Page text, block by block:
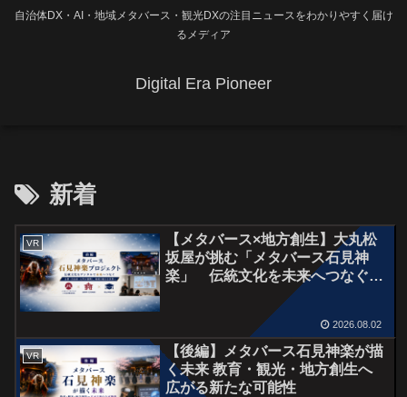
自治体DX・AI・地域メタバース・観光DXの注目ニュースをわかりやすく届け
るメディア
Digital Era Pioneer
新着
VR
【メタバース×地方創生】大丸松
坂屋が挑む「メタバース石見神
楽」 伝統文化を未来へつなぐ新
たな地域PR【前編】
2026.08.02
VR
【後編】メタバース石見神楽が描
く未来 教育・観光・地方創生へ
広がる新たな可能性